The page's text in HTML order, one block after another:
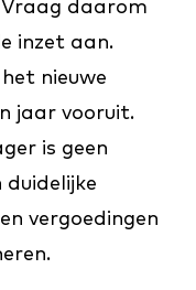
daarom
inzet aan.
nieuwe
jaar vooruit.
is geen
duidelijke
vergoedingen